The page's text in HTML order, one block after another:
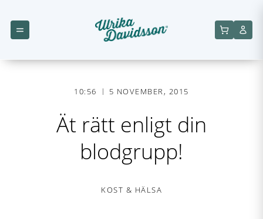
10:56 5 NOVEMBER, 2015
Ät rätt enligt din
blodgrupp!
KOST & HÄLSA